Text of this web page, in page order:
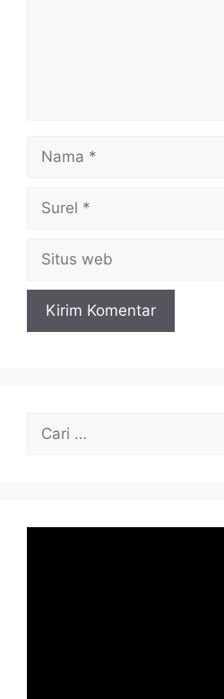
Nama
Surel
Situs
web
Cari